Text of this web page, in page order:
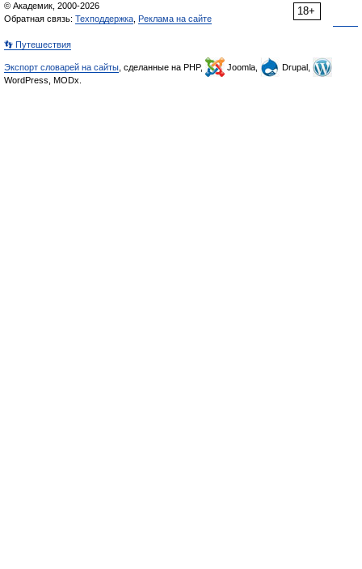
18+
© Академик, 2000-2026
Обратная связь: Техподдержка Реклама на сайте
👣 Путешествия
Экспорт словарей на сайты , сделанные на PHP, Joomla,
Drupal,
WordPress, MODx.